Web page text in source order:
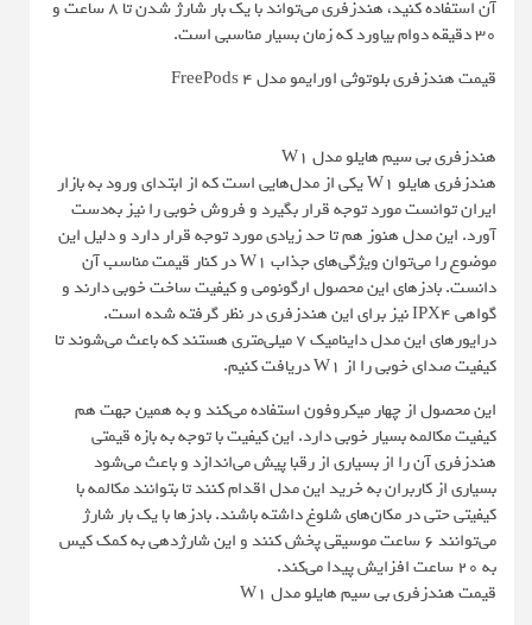
آن استفاده کنید، هندزفری می‌تواند با یک بار شارژ شدن تا 8 ساعت و
30 دقیقه دوام بیاورد که زمان بسیار مناسبی است.
قیمت هندزفری بلوتوثی اورایمو مدل FreePods 4
هندزفری بی سیم هایلو مدل W1
هندزفری هایلو W1 یکی از مدل‌هایی است که از ابتدای ورود به بازار
ایران توانست مورد توجه قرار بگیرد و فروش خوبی را نیز به‌دست
آورد. این مدل هنوز هم تا حد زیادی مورد توجه قرار دارد و دلیل این
موضوع را می‌توان ویژگی‌های جذاب W1 در کنار قیمت مناسب آن
دانست. بادزهای این محصول ارگونومی و کیفیت ساخت خوبی دارند و
گواهی IPX4 نیز برای این هندزفری در نظر گرفته شده است.
درایورهای این مدل داینامیک 7 میلی‌متری هستند که باعث می‌شوند تا
کیفیت صدای خوبی را از W1 دریافت کنیم.
این محصول از چهار میکروفون استفاده می‌کند و به همین جهت هم
کیفیت مکالمه بسیار خوبی دارد. این کیفیت با توجه به بازه قیمتی
هندزفری آن را از بسیاری از رقبا پیش می‌اندازد و باعث می‌شود
بسیاری از کاربران به خرید این مدل اقدام کنند تا بتوانند مکالمه با
کیفیتی حتی در مکان‌های شلوغ داشته باشند. بادزها با یک بار شارژ
می‌توانند 6 ساعت موسیقی پخش کنند و این شارژدهی به کمک کیس
به 20 ساعت افزایش پیدا می‌کند.
قیمت هندزفری بی سیم هایلو مدل W1